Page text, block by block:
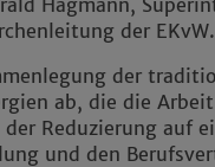
Hagmann,
der EKvW.
der
ab, die die
Reduzierung auf
und den